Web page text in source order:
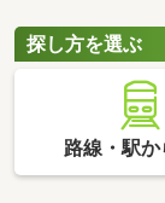
も購入費用を抑え
探し方を選ぶ
路線・駅